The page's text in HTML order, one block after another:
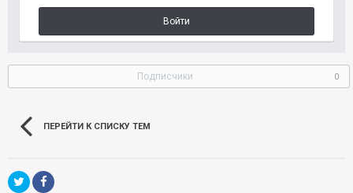
Войти
Подписчики 0
ПЕРЕЙТИ К СПИСКУ ТЕМ